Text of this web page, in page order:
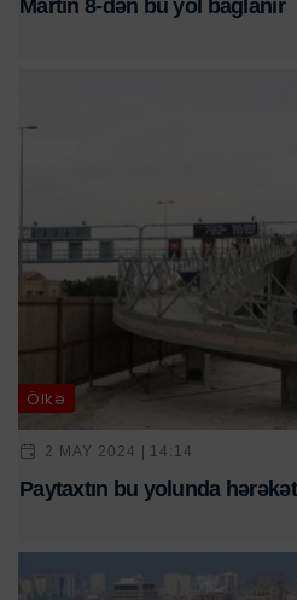
Martın 8-dən bu yol bağlanır
Ölkə
2 MAY 2024 | 14:14
Paytaxtın bu yolunda